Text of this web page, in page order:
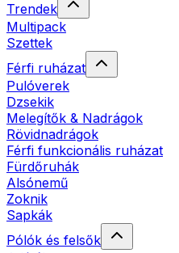
Trendek
Multipack
Szettek
Férfi ruházat
Pulóverek
Dzsekik
Melegítők & Nadrágok
Rövidnadrágok
Férfi funkcionális ruházat
Fürdőruhák
Alsónemű
Zoknik
Sapkák
Pólók és felsők